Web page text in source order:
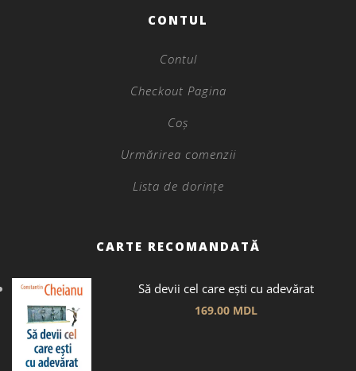
CONTUL
Contul
Checkout Pagina
Coș
Urmărirea comenzii
Lista de dorințe
CARTE RECOMANDATĂ
Să devii cel care ești cu adevărat
169.00 MDL